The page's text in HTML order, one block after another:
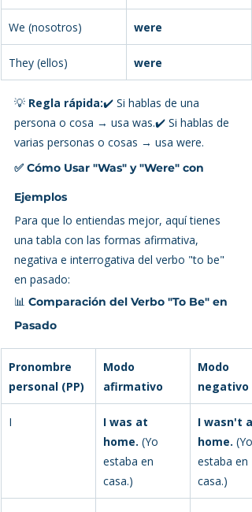
We (nosotros) were
They (ellos) were
💡 Regla rápida:✔️ Si hablas de una
persona o cosa → usa was.✔️ Si hablas de
varias personas o cosas → usa were.
✅ Cómo Usar "Was" y "Were" con
Ejemplos
Para que lo entiendas mejor, aquí tienes
una tabla con las formas afirmativa,
negativa e interrogativa del verbo "to be"
en pasado:
📊 Comparación del Verbo "To Be" en
Pasado
Pronombre
personal (PP)
Modo
afirmativo
Modo
negativo
I
I was at
home. (Yo
estaba en
casa.)
I wasn't
home.
estaba en
casa.)